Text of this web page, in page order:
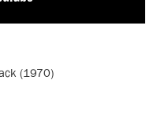
(1970)